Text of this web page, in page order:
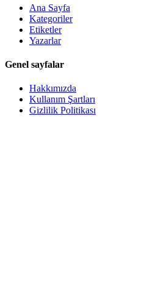
Ana Sayfa
Kategoriler
Etiketler
Yazarlar
Genel sayfalar
Hakkımızda
Kullanım Şartları
Gizlilik Politikası